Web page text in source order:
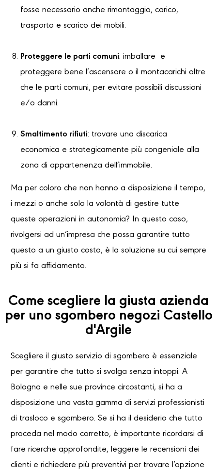
fosse necessario anche rimontaggio, carico,
trasporto e scarico dei mobili.
Proteggere le parti comuni: imballare e
proteggere bene l’ascensore o il montacarichi oltre
che le parti comuni, per evitare possibili discussioni
e/o danni.
Smaltimento rifiuti: trovare una discarica
economica e strategicamente più congeniale alla
zona di appartenenza dell’immobile.
Ma per coloro che non hanno a disposizione il tempo,
i mezzi o anche solo la volontà di gestire tutte
queste operazioni in autonomia? In questo caso,
rivolgersi ad un’impresa che possa garantire tutto
questo a un giusto costo, è la soluzione su cui sempre
più si fa affidamento.
Come scegliere la giusta azienda
per uno sgombero negozi Castello
d'Argile
Scegliere il giusto servizio di sgombero è essenziale
per garantire che tutto si svolga senza intoppi. A
Bologna e nelle sue province circostanti, si ha a
disposizione una vasta gamma di servizi professionisti
di trasloco e sgombero. Se si ha il desiderio che tutto
proceda nel modo corretto, è importante ricordarsi di
fare ricerche approfondite, leggere le recensioni dei
clienti e richiedere più preventivi per trovare l’opzione